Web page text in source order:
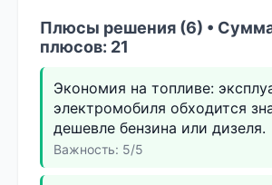
Плюсы решения (6) •
плюсов: 21
Экономия на топливе:
электромобиля обходится
дешевле бензина или дизеля.
Важность: 5/5